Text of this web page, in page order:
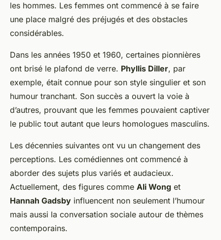
les hommes. Les femmes ont commencé à se faire
une place malgré des préjugés et des obstacles
considérables.
Dans les années 1950 et 1960, certaines pionnières
ont brisé le plafond de verre. Phyllis Diller, par
exemple, était connue pour son style singulier et son
humour tranchant. Son succès a ouvert la voie à
d’autres, prouvant que les femmes pouvaient captiver
le public tout autant que leurs homologues masculins.
Les décennies suivantes ont vu un changement des
perceptions. Les comédiennes ont commencé à
aborder des sujets plus variés et audacieux.
Actuellement, des figures comme Ali Wong et
Hannah Gadsby influencent non seulement l’humour
mais aussi la conversation sociale autour de thèmes
contemporains.